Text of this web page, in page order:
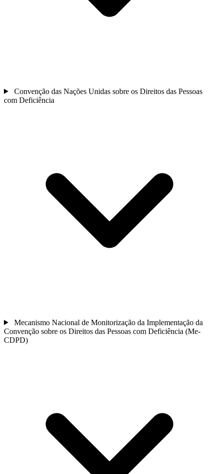
Convenção das Nações Unidas sobre os Direitos das Pessoas
com Deficiência
Mecanismo Nacional de Monitorização da Implementação da
Convenção sobre os Direitos das Pessoas com Deficiência (Me-
CDPD)